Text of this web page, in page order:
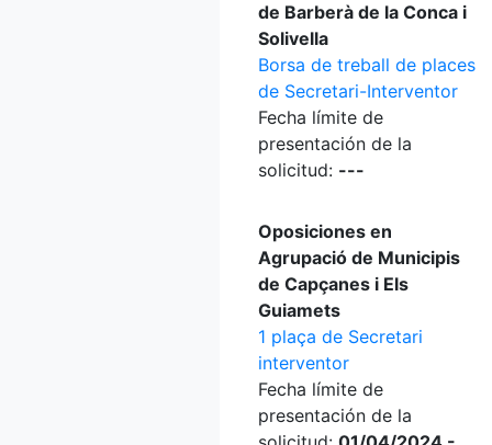
de Barberà de la Conca i
Solivella
Borsa de treball de places
de Secretari-Interventor
Fecha límite de
presentación de la
solicitud: ---
Oposiciones en
Agrupació de Municipis
de Capçanes i Els
Guiamets
1 plaça de Secretari
interventor
Fecha límite de
presentación de la